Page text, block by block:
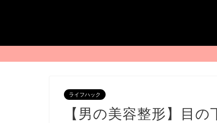
ライフハック
【男の美容整形】目